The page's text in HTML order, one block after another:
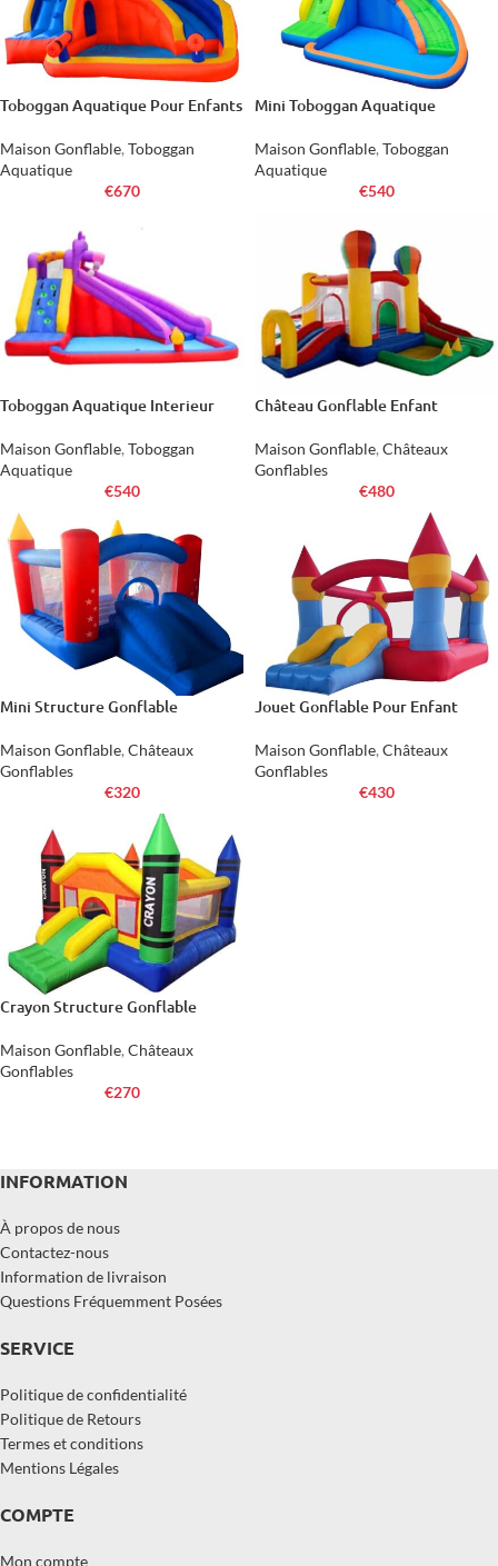
Toboggan Aquatique Pour Enfants
Maison Gonflable, Toboggan
Aquatique
€670
Mini Toboggan Aquatique
Maison Gonflable, Toboggan
Aquatique
€540
Toboggan Aquatique Interieur
Maison Gonflable, Toboggan
Aquatique
€540
Château Gonflable Enfant
Maison Gonflable, Châteaux
Gonflables
€480
Mini Structure Gonflable
Maison Gonflable, Châteaux
Gonflables
€320
Jouet Gonflable Pour Enfant
Maison Gonflable, Châteaux
Gonflables
€430
Crayon Structure Gonflable
Maison Gonflable, Châteaux
Gonflables
€270
INFORMATION
À propos de nous
Contactez-nous
Information de livraison
Questions Fréquemment Posées
SERVICE
Politique de confidentialité
Politique de Retours
Termes et conditions
Mentions Légales
COMPTE
Mon compte